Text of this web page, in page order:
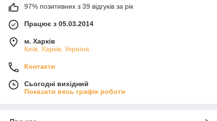
97% позитивних з 39 відгуків за рік
Працює з 05.03.2014
м. Харків
Київ, Харків, Україна
Контакти
Сьогодні вихідний
Показати весь графік роботи